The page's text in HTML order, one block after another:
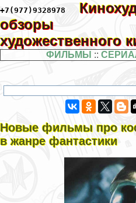
+7(977)9328978
обзоры
художественного
ФИЛЬМЫ ::
Новые фильмы про
в жанре фантастики